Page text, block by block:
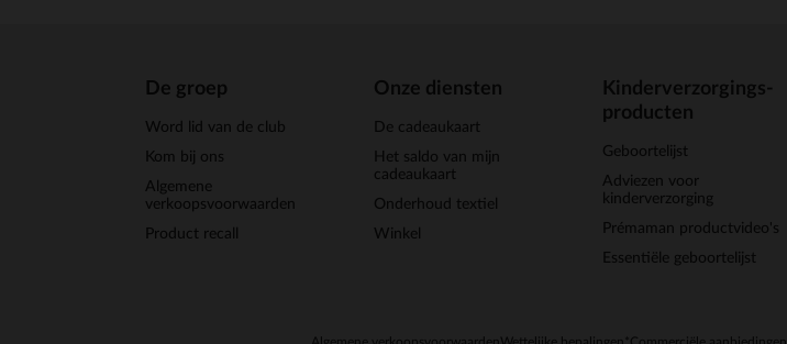
De groep
Word lid van de club
Kom bij ons
Algemene
verkoopsvoorwaarden
Product recall
Onze diensten
De cadeaukaart
Het saldo van mijn
cadeaukaart
Onderhoud textiel
Winkel
Kinderverzorgings-
producten
Geboortelijst
Adviezen voor
kinderverzorging
Prémaman productvideo's
Essentiële geboortelijst